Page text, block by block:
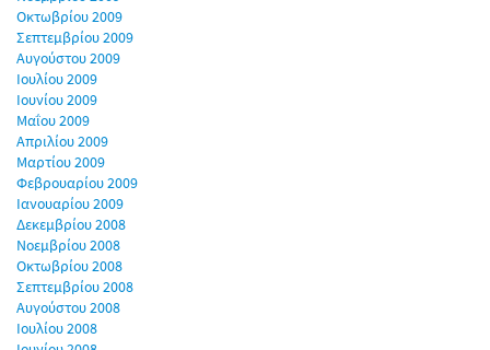
Οκτωβρίου 2009
Σεπτεμβρίου 2009
Αυγούστου 2009
Ιουλίου 2009
Ιουνίου 2009
Μαΐου 2009
Απριλίου 2009
Μαρτίου 2009
Φεβρουαρίου 2009
Ιανουαρίου 2009
Δεκεμβρίου 2008
Νοεμβρίου 2008
Οκτωβρίου 2008
Σεπτεμβρίου 2008
Αυγούστου 2008
Ιουλίου 2008